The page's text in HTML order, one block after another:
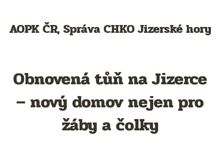
AOPK ČR, Správa CHKO Jizerské hory
Obnovená tůň na Jizerce
– nový domov nejen pro
žáby a čolky